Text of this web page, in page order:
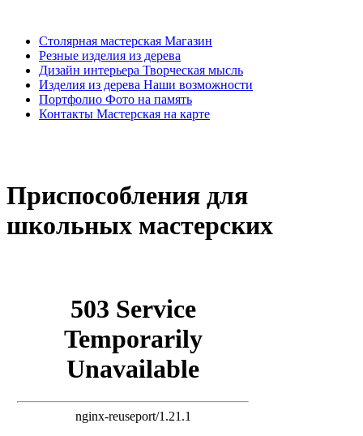
Столярная мастерская Магазин
Резные изделия из дерева
Дизайн интерьера Творческая мысль
Изделия из дерева Наши возможности
Портфолио Фото на память
Контакты Мастерская на карте
Приспособления для
школьных мастерских